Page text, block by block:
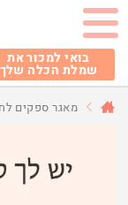
בואי למכור את
שמלת הכלה שלך
מאגר ספקים